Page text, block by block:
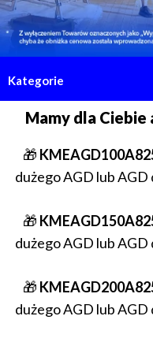
dla
Ciebie
KODY
RABATOWE!
Kategorie
Mamy dla Ciebie
🎁
dużego AGD lub AGD
🎁
dużego AGD lub AGD
🎁
dużego AGD lub AGD